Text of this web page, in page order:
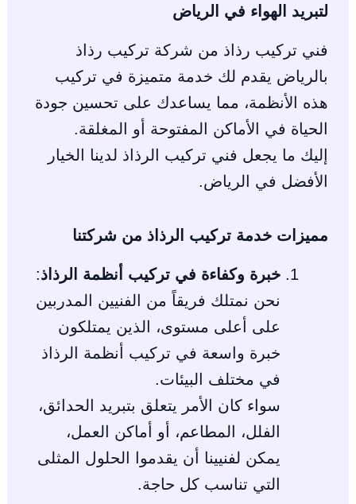
لتبريد الهواء في الرياض
فني تركيب رذاذ من شركة تركيب رذاذ
بالرياض يقدم لك خدمة متميزة في تركيب
هذه الأنظمة، مما يساعدك على تحسين جودة
الحياة في الأماكن المفتوحة أو المغلقة.
إليك ما يجعل فني تركيب الرذاذ لدينا الخيار
الأفضل في الرياض.
مميزات خدمة تركيب الرذاذ من شركتنا
خبرة وكفاءة في تركيب أنظمة الرذاذ:
نحن نمتلك فريقاً من الفنيين المدربين
على أعلى مستوى، الذين يمتلكون
خبرة واسعة في تركيب أنظمة الرذاذ
في مختلف البيئات.
سواء كان الأمر يتعلق بتبريد الحدائق،
الفلل، المطاعم، أو أماكن العمل،
يمكن لفنيينا أن يقدموا الحلول المثلى
التي تناسب كل حاجة.